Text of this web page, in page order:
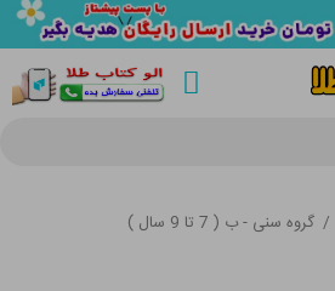
/ گروه سنی - ب ( 7 تا 9 سال )